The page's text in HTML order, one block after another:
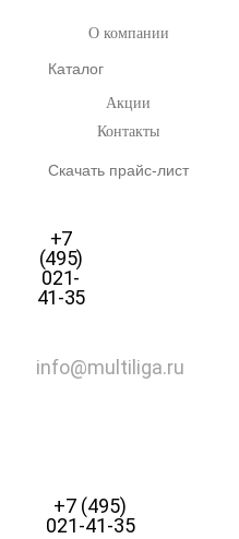
О компании
Каталог
Акции
Контакты
Скачать прайс-лист
+7
(495)
021-
41-35
info@multiliga.ru
+7 (495)
021-41-35